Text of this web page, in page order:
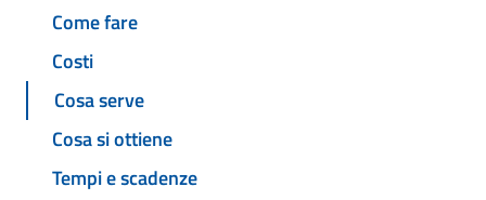
Come fare
Costi
Cosa serve
Cosa si ottiene
Tempi e scadenze